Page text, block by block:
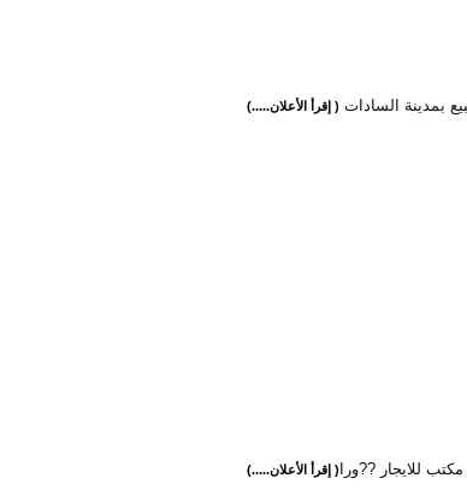
بمدينة السادات ( إقرأ الأعلان.....)
للايجار ??ورا( إقرأ الأعلان.....)